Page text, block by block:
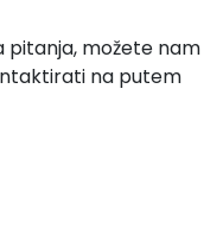
pitanja, možete nam
na putem